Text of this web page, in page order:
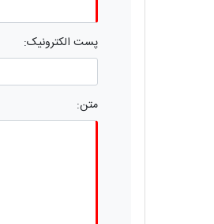
پست الکترونیک:
متن: